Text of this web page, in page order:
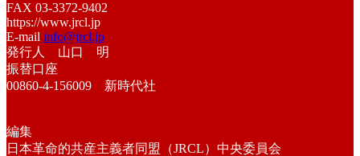
FAX 03-3372-9402
https://www.jrcl.jp
E-mail info@jrcl.jp
発行人 山口 明
振替口座
00860-4-156009 新時代社
編集
日本革命的共産主義者同盟（JRCL）中央委員会